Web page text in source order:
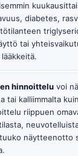
diabetes,
tai
hinnoittelu voi
tai kalliimmalta kuin
riippuen
näytteenotto